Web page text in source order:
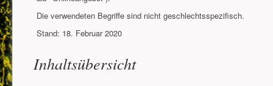
Die verwendeten Begriffe sind nicht geschlechtsspezifisch.
Stand: 18. Februar 2020
Inhaltsübersicht